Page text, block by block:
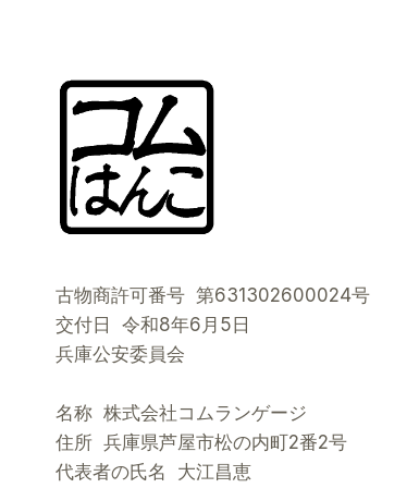
COMHANKOSHOP!
古物商許可番号 第631302600024号
交付日 令和8年6月5日
兵庫公安委員会
名称 株式会社コムランゲージ
住所 兵庫県芦屋市松の内町2番2号
代表者の氏名 大江昌恵